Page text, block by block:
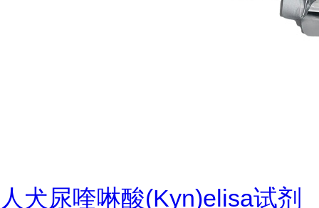
人犬尿喹啉酸(Kyn)elisa试剂